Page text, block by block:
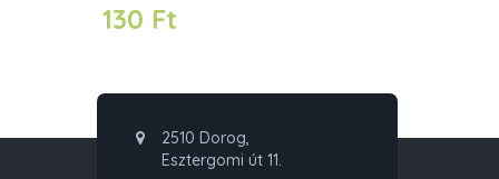
130 Ft
2510 Dorog,
Esztergomi út 11.